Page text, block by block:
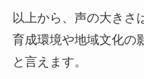
以上から、声の大きさ
育成環境や地域文化の
と言えます。